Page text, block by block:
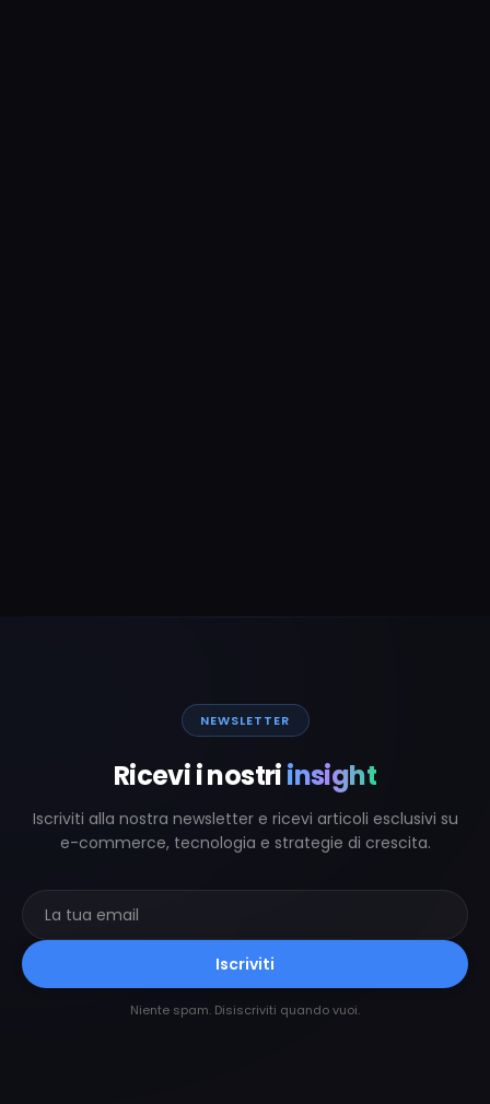
NEWSLETTER
Ricevi i nostriinsight
Iscriviti alla nostra newsletter e ricevi articoli esclusivi su
e-commerce, tecnologia e strategie di crescita.
Iscriviti
Niente spam. Disiscriviti quando vuoi.